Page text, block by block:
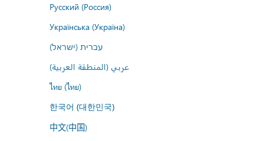
Русский (Россия)
Українська (Україна)
עברית (ישראל)
عربي (المنطقة العربية)
ไทย (ไทย)
한국어 (대한민국)
中文(中国)